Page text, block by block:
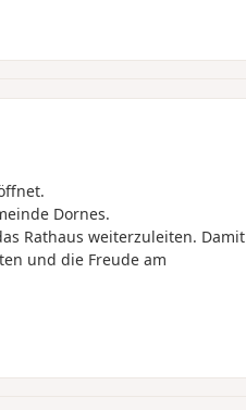
Dornes.
Rathaus weiterzuleiten. Damit
und die Freude am